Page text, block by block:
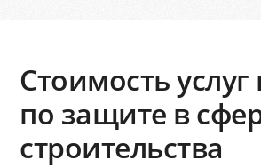
Стоимость
по защите в
строительства